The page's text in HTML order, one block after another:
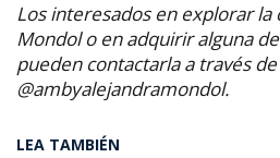
Los interesados en explorar la
Mondol o en adquirir alguna
pueden contactarla a través
@ambyalejandramondol.
LEA TAMBIÉN